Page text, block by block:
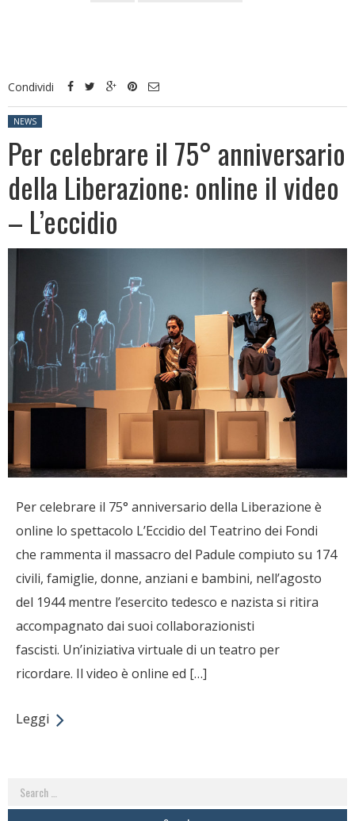
Condividi
Posted in:
NEWS
Per celebrare il 75° anniversario
della Liberazione: online il video
– L’eccidio
Per celebrare il 75° anniversario della Liberazione è
online lo spettacolo L’Eccidio del Teatrino dei Fondi
che rammenta il massacro del Padule compiuto su 174
civili, famiglie, donne, anziani e bambini, nell’agosto
del 1944 mentre l’esercito tedesco e nazista si ritira
accompagnato dai suoi collaborazionisti
fascisti. Un’iniziativa virtuale di un teatro per
ricordare. Il video è online ed […]
Leggi
Search
for: